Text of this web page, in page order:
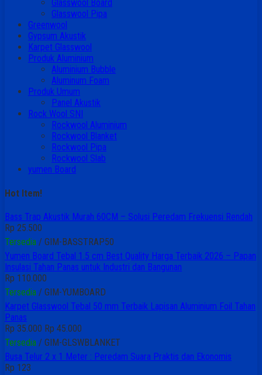
Glasswool Board
Glasswool Pipa
Greenwool
Gypsum Akustik
Karpet Glasswool
Produk Aluminium
Aluminium Bubble
Aluminum Foam
Produk Umum
Panel Akustik
Rock Wool SNI
Rockwool Aluminium
Rockwool Blanket
Rockwool Pipa
Rockwool Slab
yumen Board
Hot Item!
Murah 60CM – Solusi Peredam Frekuensi Rendah
BASSTRAP50
1.5 cm Best Quality Harga Terbaik 2026 – Papan
untuk Industri dan Bangunan
YUMBOARD
Tebal 50 mm Terbaik Lapisan Aluminium Foil Tahan
GLSWBLANKET
1 Meter : Peredam Suara Praktis dan Ekonomis